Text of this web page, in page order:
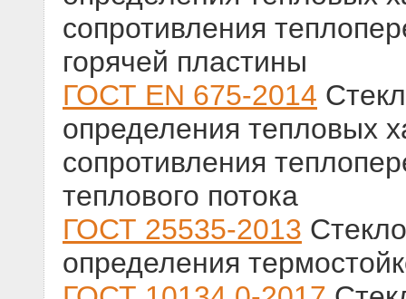
сопротивления
горячей пластины
ГОСТ EN 675-2014
определения тепловых
сопротивления
теплового потока
ГОСТ 25535-2013
определения